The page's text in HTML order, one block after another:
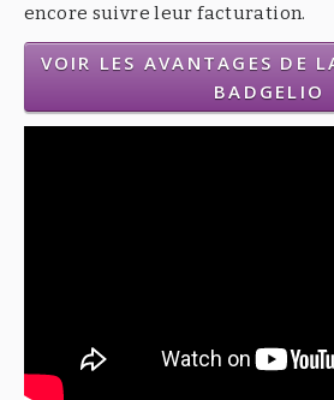
encore suivre leur facturation.
VOIR LES AVANTAGES DE
BADGELIO